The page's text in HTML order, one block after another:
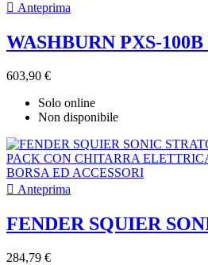
 Anteprima
WASHBURN PXS-
603,90 €
Solo online
Non disponibile
 Anteprima
FENDER SQUIER
284,79 €